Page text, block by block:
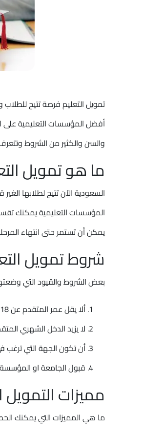
تمويل التعليم فرصة تتيح
أفضل المؤسسات التعليمية على
والسن والكثير من الشروط
ما هو تمويل
السعودية الآن تتيح لطلابها
المؤسسات التعليمية يمكنك
يمكن أن تستمر حتى انتهاء
شروط تمويل
بعض الشروط والقيود التي
ألا يقل عمر المتقدم عن 18 عام
لا يزيد الدخل الشهري المتقدم عن 14 و500
أن تكون الجهة التي ترغب
قبول الجامعة او المؤسسة
مميزات
ما هي المميزات التي يمكنك